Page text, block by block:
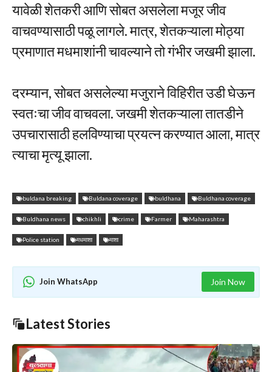
यावेळी शेतकरी आणि सोबत असलेला मजूर जीव
वाचवण्यासाठी पळू लागले. मात्र, शेतकऱ्याला मोठ्या
प्रमाणात मधमाशांनी चावल्याने तो गंभीर जखमी झाला.
दरम्यान, सोबत असलेल्या मजुराने विहिरीत उडी घेऊन
स्वतःचा जीव वाचवला. जखमी शेतकऱ्याला तातडीने
उपचारासाठी हलविण्याचा प्रयत्न करण्यात आला, मात्र
त्याचा मृत्यू झाला.
buldana breaking Buldana coverage buldhana Buldhana coverage
Buldhana news chikhli crime Farmer Maharashtra
Police station मधमाशा माशा
Join WhatsApp Join Now
Latest Stories